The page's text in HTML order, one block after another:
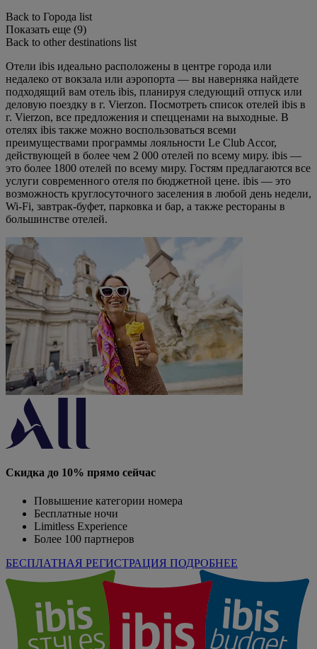
Back to Города list
Показать еще (9)
Back to other destinations list
Отели ibis идеально расположены в центре города или
недалеко от вокзала или аэропорта — вы наверняка найдете
подходящий вам отель ibis, планируя следующий отпуск или
деловую поездку в г. Vierzon. Посмотреть список отелей ibis в
г. Vierzon, все предложения и спецценами на выходные. В
отелях ibis также можно воспользоваться всеми
преимуществами программы лояльности Le Club Accor,
действующей в более чем 2 000 отелей по всему миру. ibis —
это более 1800 отелей по всему миру. Гостям предлагаются все
услуги современного отеля по бюджетной цене. ibis — это
возможность круглосуточного заселения в любой день недели,
Wi-Fi, завтрак-буфет, парковка и бар, а также рестораны в
большинстве отелей.
Скидка до 10% прямо сейчас
Повышение категории номера
Бесплатные ночи
Limitless Experience
Более 100 партнеров
БЕСПЛАТНАЯ РЕГИСТРАЦИЯ ПОДРОБНЕЕ